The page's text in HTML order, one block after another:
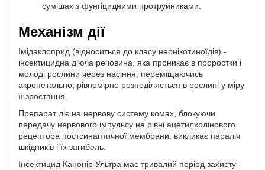
сумішах з фунгіцидними протруйниками.
Механізм дії
Імідаклоприд (відноситься до класу неонікотиноїдів) -
інсектицидна діюча речовина, яка проникає в проростки і
молоді рослини через насіння, переміщаючись
акропетально, рівномірно розподіляється в рослині у міру
її зростання.
Препарат діє на нервову систему комах, блокуючи
передачу нервового імпульсу на рівні ацетилхолінового
рецептора постсинаптичної мембрани, викликає параліч
шкідників і їх загибель.
Інсектицид Канонір Ультра має тривалий період захисту -